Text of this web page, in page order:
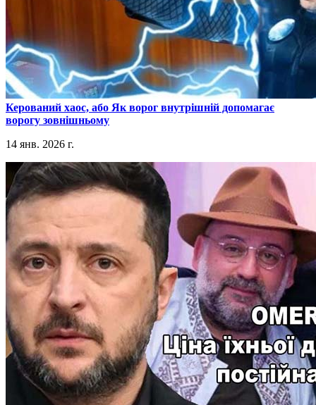
​Керований хаос, або Як ворог внутрішній допомагає
ворогу зовнішньому
14 янв. 2026 г.